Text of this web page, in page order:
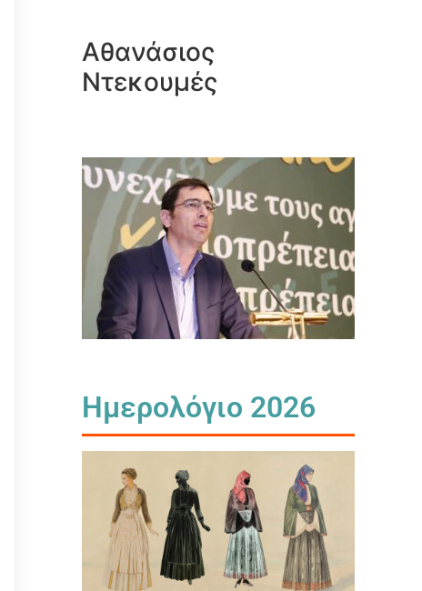
Αθανάσιος
Ντεκουμές
Ημερολόγιο 2026